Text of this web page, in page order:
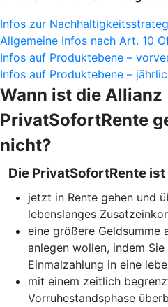
Infos zur
Allgemeine Infos nach Art. 10
Infos auf Produktebene –
Infos auf Produktebene –
Wann ist die Allianz
PrivatSofortRente
nicht?
Die PrivatSofortRente
jetzt in Rente gehen und
lebenslanges
eine größere Geldsumme
anlegen wollen, indem
Einmalzahlung in eine
mit einem zeitlich
Vorruhestandsphase